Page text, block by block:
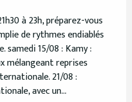
à 23h, préparez-vous
de rythmes endiablés
samedi 15/08 : Kamy :
mélangeant reprises
21/08 :
avec un...